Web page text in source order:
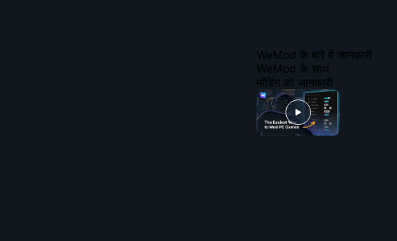
WeMod के बारे में जानकारी
WeMod के साथ
मॉडिंग की जानकारी